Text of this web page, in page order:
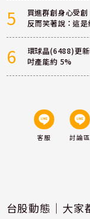
5
買進群創身心受
反而笑著說：這是
6
環球晶(6488)更
吋產能約 5%
客服 討論區
台股動態｜大家